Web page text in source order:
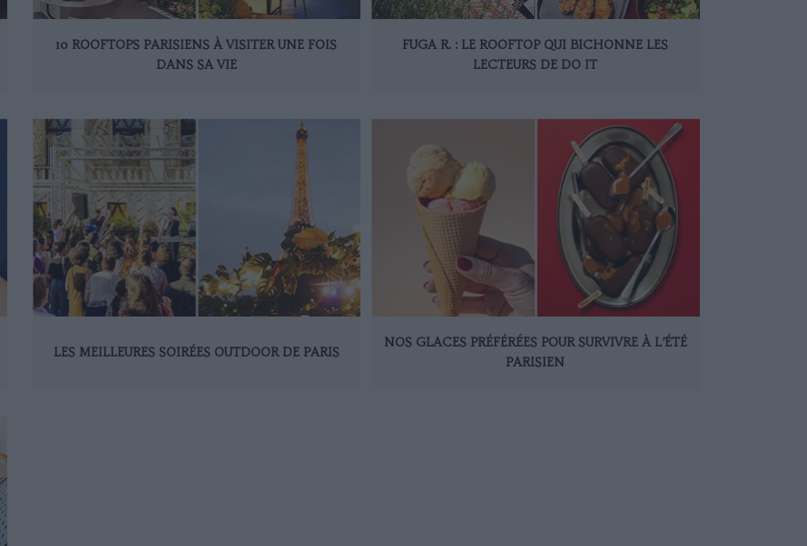
10 ROOFTOPS PARISIENS À VISITER UNE FOIS
DANS SA VIE
FUGA R. : LE ROOFTOP QUI BICHONNE LES
LECTEURS DE DO IT
LES MEILLEURES SOIRÉES OUTDOOR DE PARIS
NOS GLACES PRÉFÉRÉES POUR SURVIVRE À L’ÉTÉ
PARISIEN